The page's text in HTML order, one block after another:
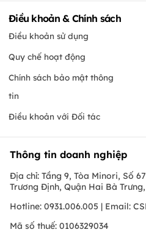
Điều khoản & Chính sách
Điều khoản sử dụng
Quy chế hoạt động
Chính sách bảo mật thông
tin
Điều khoản với Đối tác
Thông tin doanh nghiệp
Địa chỉ: Tầng 9, Tòa Minori, Số
Trương Định, Quận Hai Bà
Hotline: 0931.006.005 | Email:
Mã số thuế: 0106329034